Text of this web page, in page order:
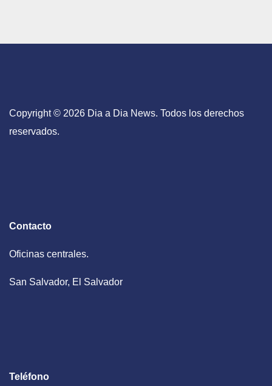
Copyright © 2026 Dia a Dia News. Todos los derechos
reservados.
Contacto
Oficinas centrales.
San Salvador, El Salvador
Teléfono